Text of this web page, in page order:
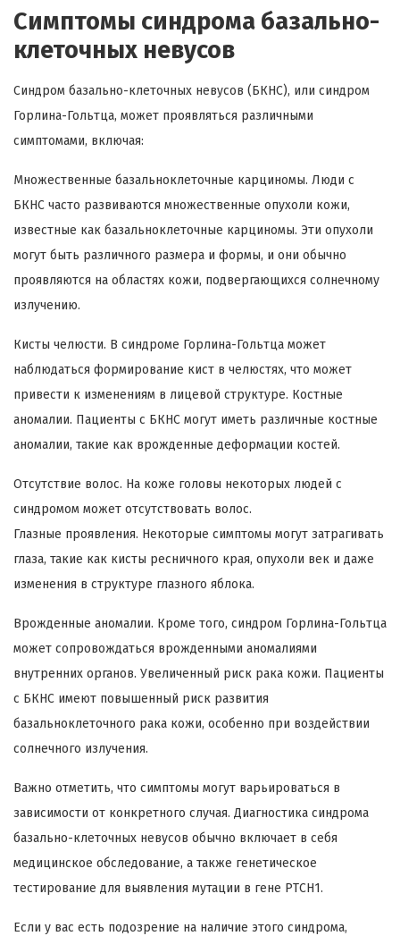
Симптомы синдрома базально-
клеточных невусов
Синдром базально-клеточных невусов (БКНС), или синдром
Горлина-Гольтца, может проявляться различными
симптомами, включая:
Множественные базальноклеточные карциномы. Люди с
БКНС часто развиваются множественные опухоли кожи,
известные как базальноклеточные карциномы. Эти опухоли
могут быть различного размера и формы, и они обычно
проявляются на областях кожи, подвергающихся солнечному
излучению.
Кисты челюсти. В синдроме Горлина-Гольтца может
наблюдаться формирование кист в челюстях, что может
привести к изменениям в лицевой структуре. Костные
аномалии. Пациенты с БКНС могут иметь различные костные
аномалии, такие как врожденные деформации костей.
Отсутствие волос. На коже головы некоторых людей с
синдромом может отсутствовать волос.
Глазные проявления. Некоторые симптомы могут затрагивать
глаза, такие как кисты ресничного края, опухоли век и даже
изменения в структуре глазного яблока.
Врожденные аномалии. Кроме того, синдром Горлина-Гольтца
может сопровождаться врожденными аномалиями
внутренних органов. Увеличенный риск рака кожи. Пациенты
с БКНС имеют повышенный риск развития
базальноклеточного рака кожи, особенно при воздействии
солнечного излучения.
Важно отметить, что симптомы могут варьироваться в
зависимости от конкретного случая. Диагностика синдрома
базально-клеточных невусов обычно включает в себя
медицинское обследование, а также генетическое
тестирование для выявления мутации в гене PTCH1.
Если у вас есть подозрение на наличие этого синдрома,